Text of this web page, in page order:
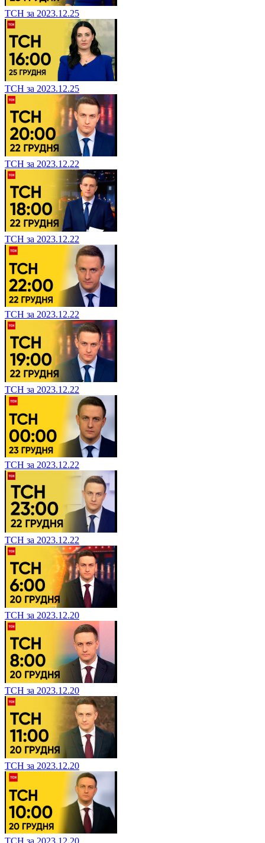
ТСН за 2023.12.25
ТСН за 2023.12.25
ТСН за 2023.12.22
ТСН за 2023.12.22
ТСН за 2023.12.22
ТСН за 2023.12.22
ТСН за 2023.12.22
ТСН за 2023.12.22
ТСН за 2023.12.20
ТСН за 2023.12.20
ТСН за 2023.12.20
ТСН за 2023.12.20